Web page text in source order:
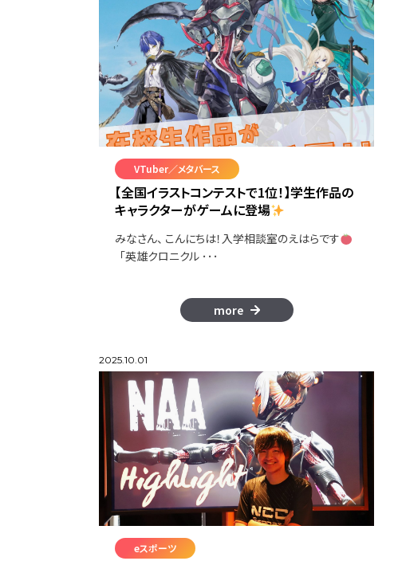
VTuber／メタバース
【全国イラストコンテストで1位！】学生作品の
キャラクターがゲームに登場
みなさん、 こんにちは！入学相談室のえはらです
「英雄クロニクル ･･･
more
2025.10.01
eスポーツ